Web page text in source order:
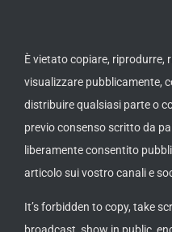
È vietato copiare, riprodurre,
visualizzare pubblicamente,
distribuire qualsiasi parte o
previo consenso scritto da
liberamente consentito
articolo sui vostro canali e
It’s forbidden to copy, take
broadcast, show in public,